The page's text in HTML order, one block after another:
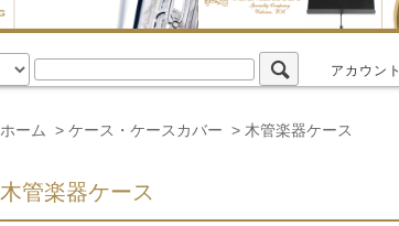
アカウント
ホーム > ケース・ケースカバー > 木管楽器ケース
木管楽器ケース